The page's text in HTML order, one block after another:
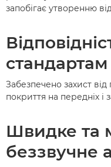
запобігає утворенню
стандартам
Забезпечено захист
покриття на передніх і
Швидке та
беззвучне